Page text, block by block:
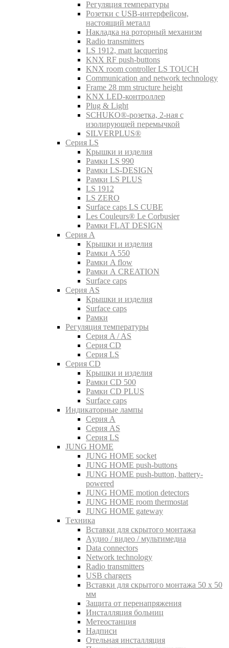
Регуляция температуры
Розетки с USB-интерфейсом,
настоящий металл
Накладка на роторный механизм
Radio transmitters
LS 1912, matt lacquering
KNX RF push-buttons
KNX room controller LS TOUCH
Communication and network technology
Frame 28 mm structure height
KNX LED-контроллер
Plug & Light
SCHUKO®-розетка, 2-ная с
изолирующей перемычкой
SILVERPLUS®
Серия LS
Крышки и изделия
Рамки LS 990
Рамки LS-DESIGN
Рамки LS PLUS
LS 1912
LS ZERO
Surface caps LS CUBE
Les Couleurs® Le Corbusier
Рамки FLAT DESIGN
Серия A
Крышки и изделия
Рамки A 550
Рамки A flow
Рамки A CREATION
Surface caps
Серия AS
Крышки и изделия
Surface caps
Рамки
Регуляция температуры
Серия A / AS
Серия CD
Серия LS
Серия CD
Крышки и изделия
Рамки CD 500
Рамки CD PLUS
Surface caps
Индикаторные лампы
Серия A
Серия AS
Серия LS
JUNG HOME
JUNG HOME socket
JUNG HOME push-buttons
JUNG HOME push-button, battery-
powered
JUNG HOME motion detectors
JUNG HOME room thermostat
JUNG HOME gateway
Tехника
Вставки для скрытого монтажа
Aудио / видео / мультимедиа
Data connectors
Network technology
Radio transmitters
USB chargers
Вставки для скрытого монтажа 50 x 50
мм
Защита от перенапряжения
Инсталляция больниц
Метеостанция
Надписи
Отельная инсталляция